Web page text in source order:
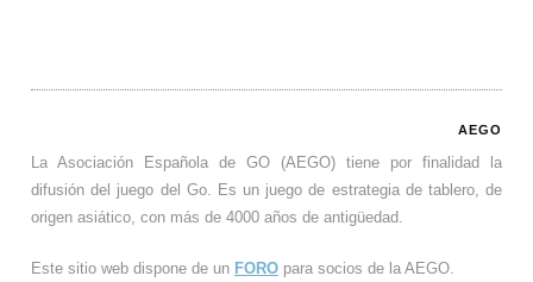
AEGO
La Asociación Española de GO (AEGO) tiene por finalidad la
difusión del juego del Go. Es un juego de estrategia de tablero, de
origen asiático, con más de 4000 años de antigüedad.
Este sitio web dispone de un FORO para socios de la AEGO.